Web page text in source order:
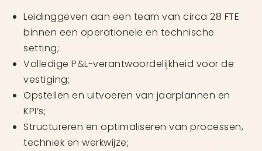
Leidinggeven aan een team van circa 28 FTE
binnen een operationele en technische
setting;
Volledige P&L-verantwoordelijkheid voor de
vestiging;
Opstellen en uitvoeren van jaarplannen en
KPI’s;
Structureren en optimaliseren van processen,
techniek en werkwijze;